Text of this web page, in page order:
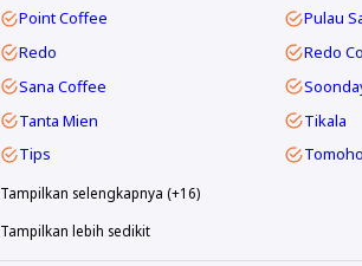
Point Coffee
Pulau
Redo
Redo
Sana Coffee
Tanta Mien
Tikala
Tips
Tampilkan selengkapnya (+16)
Tampilkan lebih sedikit